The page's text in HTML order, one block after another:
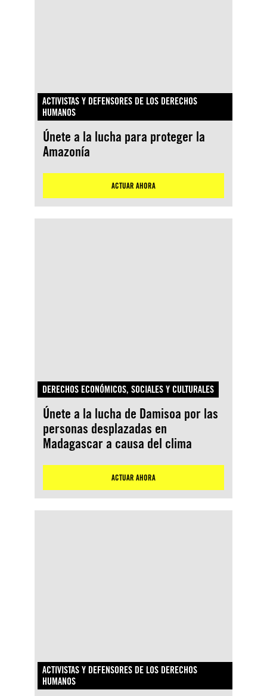
ACTIVISTAS Y DEFENSORES DE LOS DERECHOS
HUMANOS
Únete a la lucha para proteger la
Amazonía
ACTUAR AHORA
DERECHOS ECONÓMICOS, SOCIALES Y CULTURALES
Únete a la lucha de Damisoa por las
personas desplazadas en
Madagascar a causa del clima
ACTUAR AHORA
ACTIVISTAS Y DEFENSORES DE LOS DERECHOS
HUMANOS